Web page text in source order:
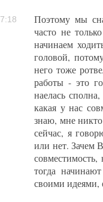
Поэтому мы
часто не
начинаем
головой,
него тоже
работы - это
наелась
какая у нас
знаю, мне
сейчас, я
или нет. Зачем
тогда
своими идеями,